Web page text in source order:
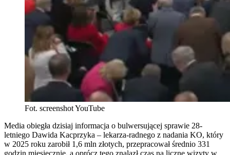
Fot. screenshot YouTube
Media obiegła dzisiaj informacja o bulwersującej sprawie 28-
letniego Dawida Kacprzyka – lekarza-radnego z nadania KO, który
w 2025 roku zarobił 1,6 mln złotych, przepracował średnio 331